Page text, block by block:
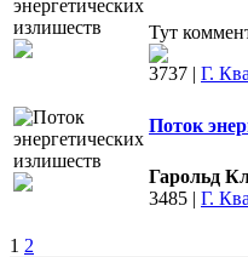
Тут
3737 | Г.
Поток
Гарольд
3485 | Г.
1 2